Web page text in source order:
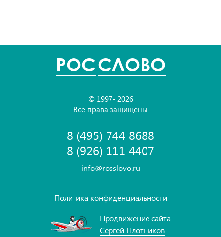
POCСЛОВО
© 1997- 2026
Все права защищены
8 (495) 744 8688
8 (926) 111 4407
info@rosslovo.ru
Политика конфиденциальности
Продвижение сайта
Сергей Плотников